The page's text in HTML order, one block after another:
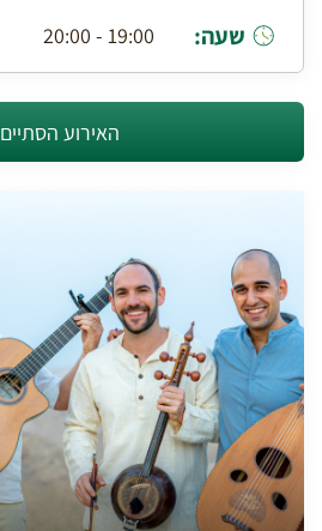
שעה: 19:00 - 20:00
האירוע הסתיים